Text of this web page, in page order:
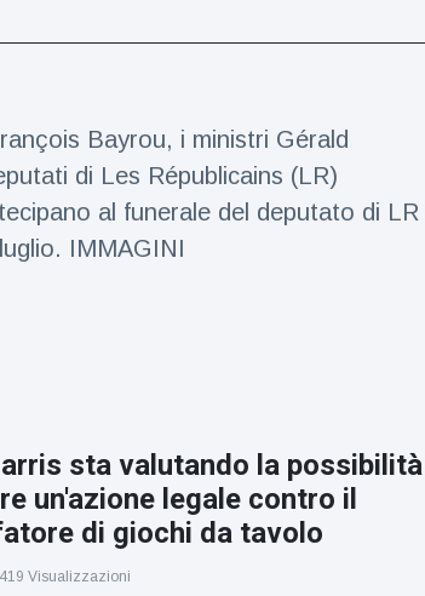
Bayrou, i ministri Gérald
di Les Républicains (LR)
al funerale del deputato di LR
IMMAGINI
sta valutando la possibilità
un'azione legale contro il
di giochi da tavolo
419 Visualizzazioni